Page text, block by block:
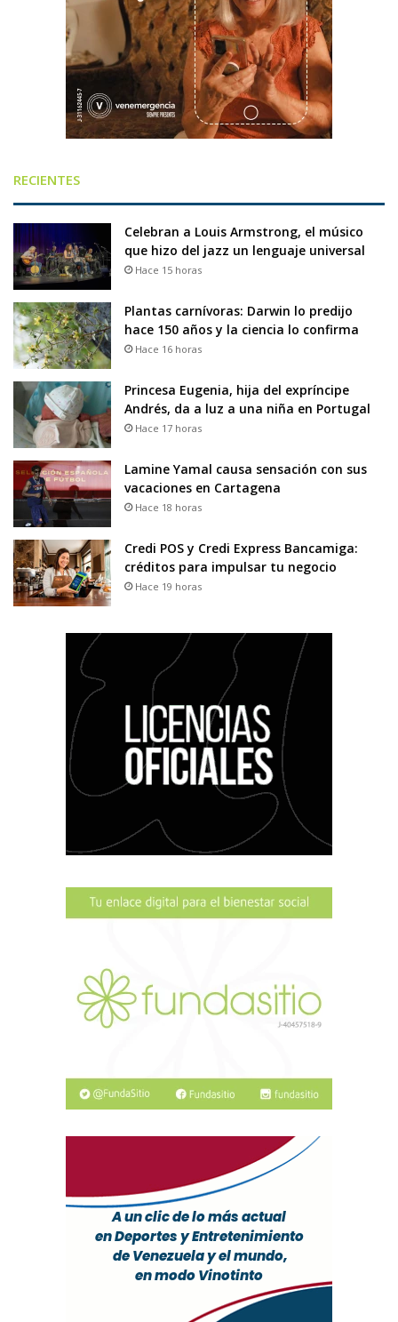
RECIENTES
Celebran a Louis Armstrong, el músico
que hizo del jazz un lenguaje universal
Hace 15 horas
Plantas carnívoras: Darwin lo predijo
hace 150 años y la ciencia lo confirma
Hace 16 horas
Princesa Eugenia, hija del expríncipe
Andrés, da a luz a una niña en Portugal
Hace 17 horas
Lamine Yamal causa sensación con sus
vacaciones en Cartagena
Hace 18 horas
Credi POS y Credi Express Bancamiga:
créditos para impulsar tu negocio
Hace 19 horas